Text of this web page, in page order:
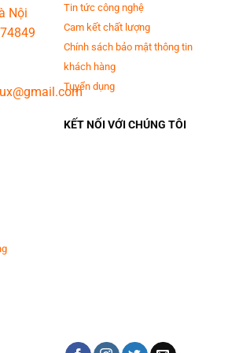
minh họa
chương trình giặt
hợp cho các hộ gia đình từ 5 - 7
kg hoặc sấy 6 kg trong mỗi lần sử dụng.
đa dạng, bạn có thể thoải mái lựa chọn
Nội
Tin tức công nghệ
Cam kết chất lượng
Chính sách bảo mật thông tin
khách hàng
Tuyển dụng
KẾT NỐI VỚI CHÚNG TÔI